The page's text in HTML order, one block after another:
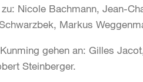
Nicole Bachmann, Jean-
Markus
gehen an: Gilles
Steinberger.